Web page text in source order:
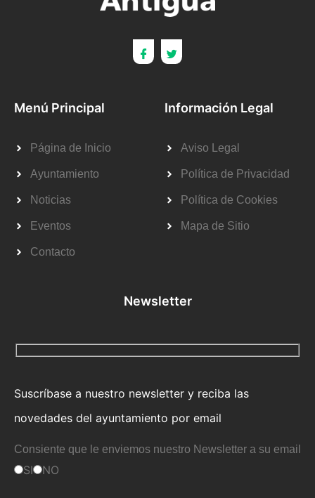
Menú Principal
Página de Inicio
Ayuntamiento
Noticias
Eventos
Contacto
Información Legal
Aviso Legal
Política de Privacidad
Política de Cookies
Mapa de Sitio
Newsletter
Suscríbase a nuestro newsletter y reciba las
novedades del ayuntamiento por email
Consiente que le enviemos nuestro Newsletter a su email
SI NO